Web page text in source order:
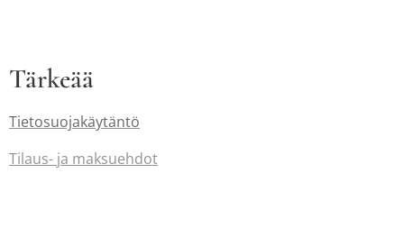
Tärkeää
Tietosuojakäytäntö
Tilaus- ja maksuehdot